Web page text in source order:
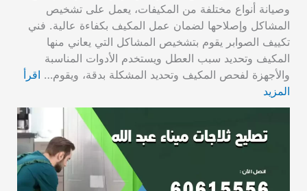
وصيانة أنواع مختلفة من المكيفات، يعمل على تشخيص
المشاكل وإصلاحها لضمان عمل المكيف بكفاءة عالية. فني
تكييف الصوابر يقوم بتشخيص المشاكل التي يعاني منها
المكيف وتحديد سبب العطل ويستخدم الأدوات المناسبة
والأجهزة لفحص المكيف وتحديد المشكلة بدقة، ويقوم… اقرأ
المزيد